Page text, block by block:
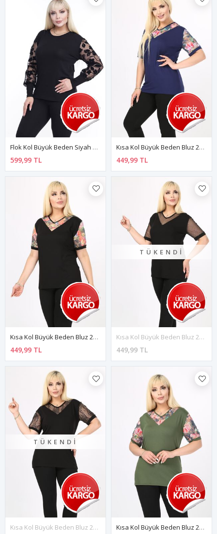
Flok Kol Büyük Beden Siyah Bluz 26A-2257
599,99 TL
Kısa Kol Büyük Beden Bluz 20E-17801
449,99 TL
Kısa Kol Büyük Beden Bluz 20E-17831
449,99 TL
TÜKENDI
Kısa Kol Büyük Beden Bluz 2D-17871
449,99 TL
TÜKENDI
Kısa Kol Büyük Beden Bluz 20E-17851 Kısa Kol Büyük Beden Bluz 20E-17841